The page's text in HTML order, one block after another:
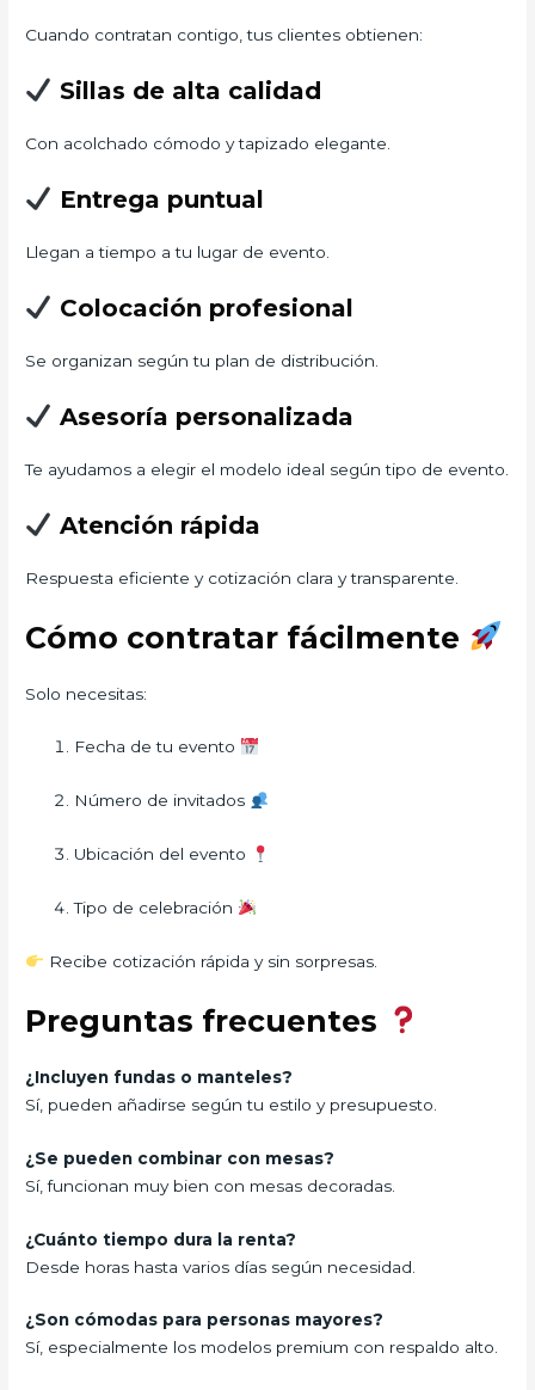
Cuando contratan contigo, tus clientes obtienen:
Sillas de alta calidad
Con acolchado cómodo y tapizado elegante.
Entrega puntual
Llegan a tiempo a tu lugar de evento.
Colocación profesional
Se organizan según tu plan de distribución.
Asesoría personalizada
Te ayudamos a elegir el modelo ideal según tipo de evento.
Atención rápida
Respuesta eficiente y cotización clara y transparente.
Cómo contratar fácilmente
Solo necesitas:
Fecha de tu evento
Número de invitados
Ubicación del evento
Tipo de celebración
Recibe cotización rápida y sin sorpresas.
Preguntas frecuentes
¿Incluyen fundas o manteles?
Sí, pueden añadirse según tu estilo y presupuesto.
¿Se pueden combinar con mesas?
Sí, funcionan muy bien con mesas decoradas.
¿Cuánto tiempo dura la renta?
Desde horas hasta varios días según necesidad.
¿Son cómodas para personas mayores?
Sí, especialmente los modelos premium con respaldo alto.